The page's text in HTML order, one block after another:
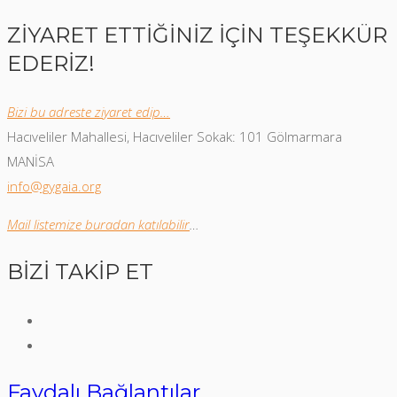
ZİYARET ETTİĞİNİZ İÇİN TEŞEKKÜR
EDERİZ!
Bizi bu adreste ziyaret edip…
Hacıveliler Mahallesi, Hacıveliler Sokak: 101 Gölmarmara
MANİSA
info@gygaia.org
Mail listemize buradan katılabilir…
BİZİ TAKİP ET